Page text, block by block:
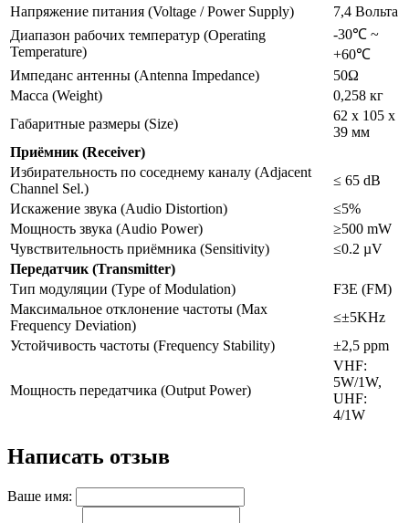
Напряжение питания (Voltage / Power Supply)
7,4 Вольта
Диапазон рабочих температур (Operating
Temperature)
-30℃ ~
+60℃
Импеданс антенны (Antenna Impedance)
50Ω
Масса (Weight)
0,258 кг
Габаритные размеры (Size)
62 х 105 х
39 мм
Приёмник (Receiver)
Избирательность по соседнему каналу (Adjacent
Channel Sel.)
≤ 65 dB
Искажение звука (Audio Distortion)
≤5%
Мощность звука (Audio Power)
≥500 mW
Чувствительность приёмника (Sensitivity)
≤0.2 µV
Передатчик (Transmitter)
Тип модуляции (Type of Modulation)
F3E (FM)
Максимальное отклонение частоты (Max
Frequency Deviation)
≤±5KHz
Устойчивость частоты (Frequency Stability)
±2,5 ppm
Мощность передатчика (Output Power)
VHF:
5W/1W,
UHF:
4/1W
Написать отзыв
Ваше имя: